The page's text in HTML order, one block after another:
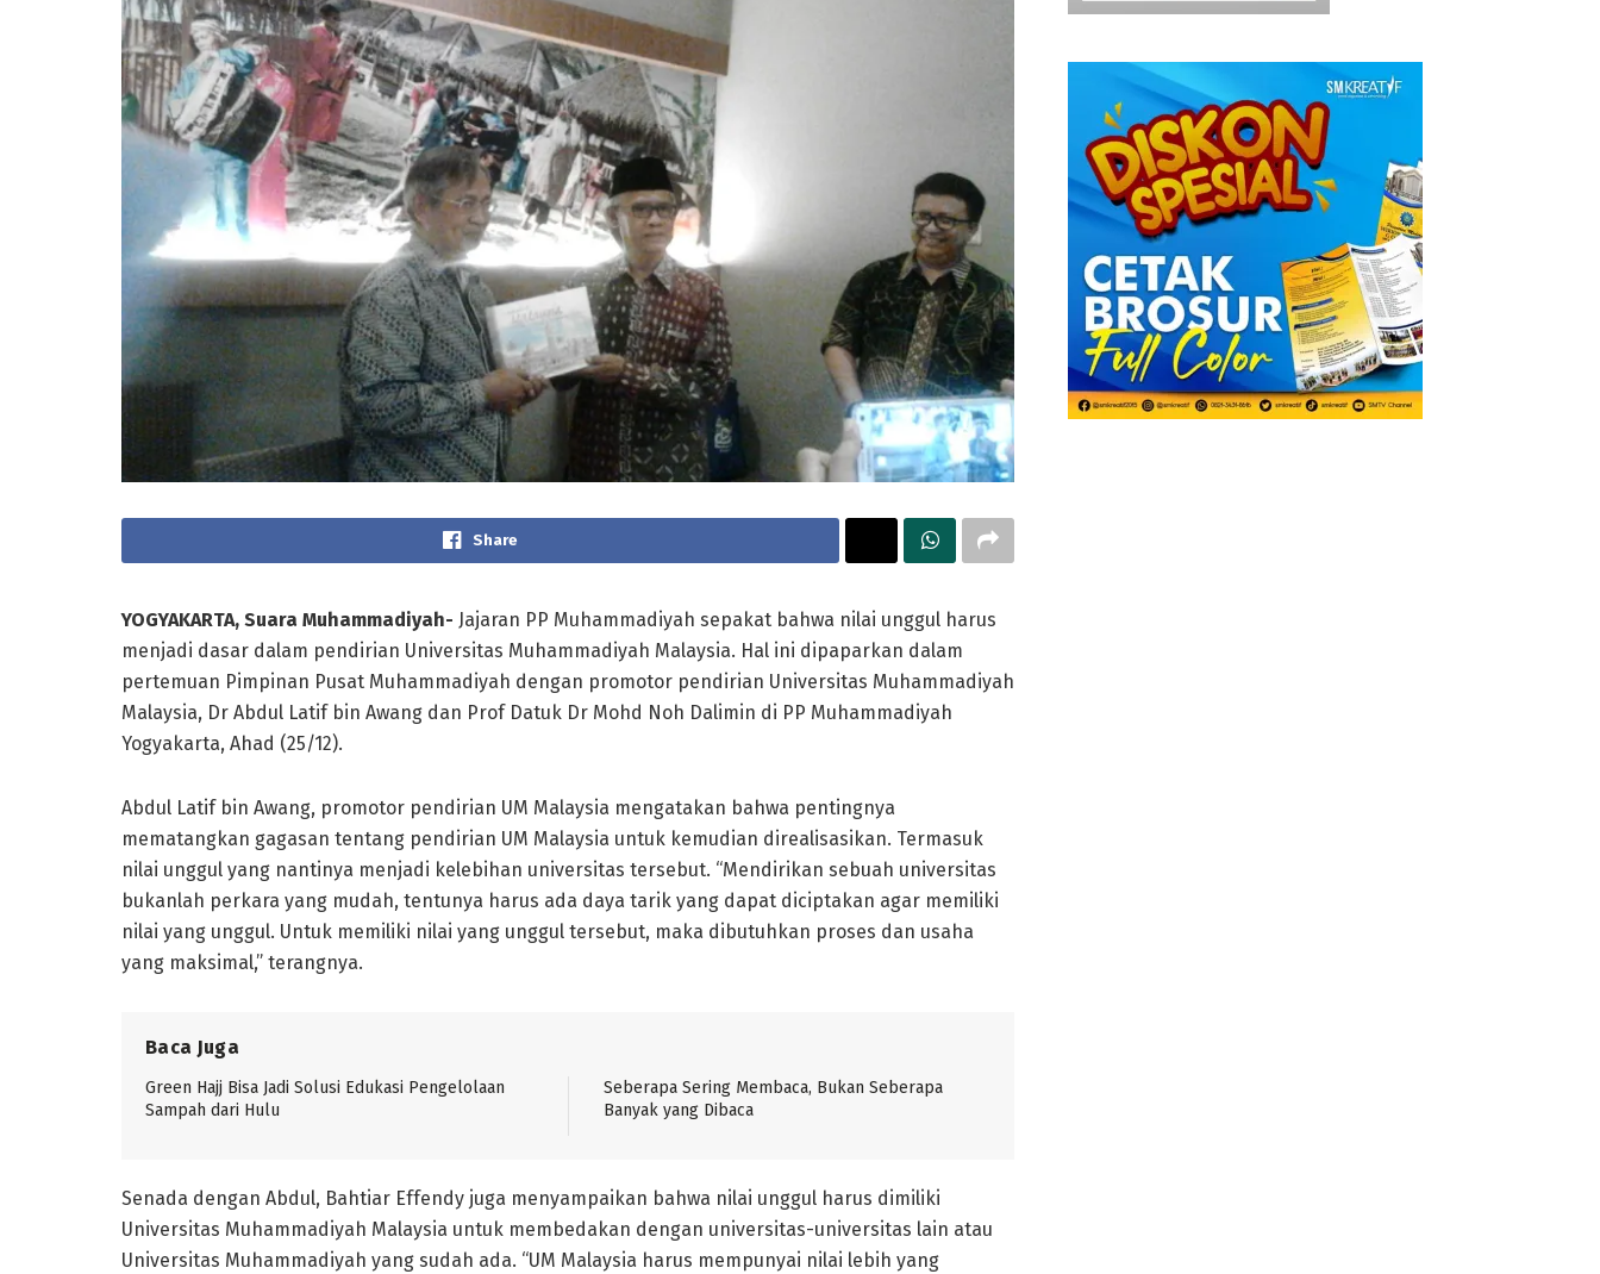
Share
YOGYAKARTA, Suara Muhammadiyah- Jajaran PP Muhammadiyah sepakat bahwa nilai unggul harus
menjadi dasar dalam pendirian Universitas Muhammadiyah Malaysia. Hal ini dipaparkan dalam
pertemuan Pimpinan Pusat Muhammadiyah dengan promotor pendirian Universitas Muhammadiyah
Malaysia, Dr Abdul Latif bin Awang dan Prof Datuk Dr Mohd Noh Dalimin di PP Muhammadiyah
Yogyakarta, Ahad (25/12).
Abdul Latif bin Awang, promotor pendirian UM Malaysia mengatakan bahwa pentingnya
mematangkan gagasan tentang pendirian UM Malaysia untuk kemudian direalisasikan. Termasuk
nilai unggul yang nantinya menjadi kelebihan universitas tersebut. “Mendirikan sebuah universitas
bukanlah perkara yang mudah, tentunya harus ada daya tarik yang dapat diciptakan agar memiliki
nilai yang unggul. Untuk memiliki nilai yang unggul tersebut, maka dibutuhkan proses dan usaha
yang maksimal,” terangnya.
Baca Juga
Green Hajj Bisa Jadi Solusi Edukasi Pengelolaan
Sampah dari Hulu
Seberapa Sering Membaca, Bukan Seberapa
Banyak yang Dibaca
Senada dengan Abdul, Bahtiar Effendy juga menyampaikan bahwa nilai unggul harus dimiliki
Universitas Muhammadiyah Malaysia untuk membedakan dengan universitas-universitas lain atau
Universitas Muhammadiyah yang sudah ada. “UM Malaysia harus mempunyai nilai lebih yang